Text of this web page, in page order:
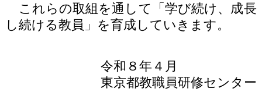
これらの取組を通して「学び続け、成長
し続ける教員」を育成していきます。
令和８年４月
東京都教職員研修センター